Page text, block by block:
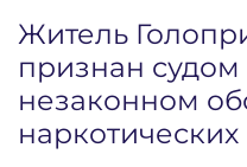
Житель
признан
незаконном